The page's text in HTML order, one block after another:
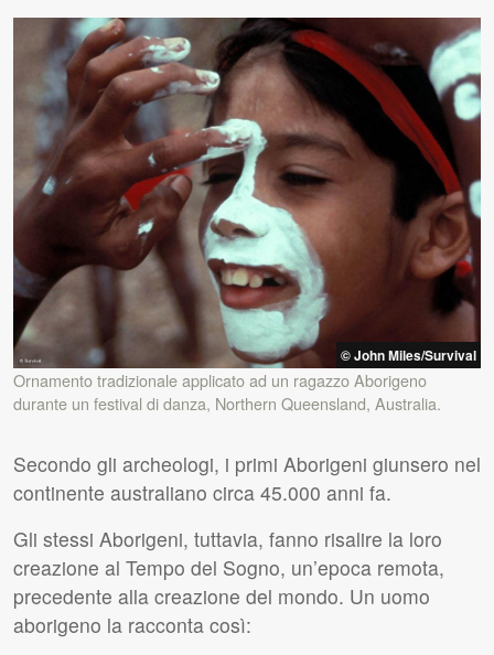
© John Miles/Survival
Ornamento tradizionale applicato ad un ragazzo Aborigeno
durante un festival di danza, Northern Queensland, Australia.
Secondo gli archeologi, i primi Aborigeni giunsero nel
continente australiano circa 45.000 anni fa.
Gli stessi Aborigeni, tuttavia, fanno risalire la loro
creazione al Tempo del Sogno, un’epoca remota,
precedente alla creazione del mondo. Un uomo
aborigeno la racconta così: